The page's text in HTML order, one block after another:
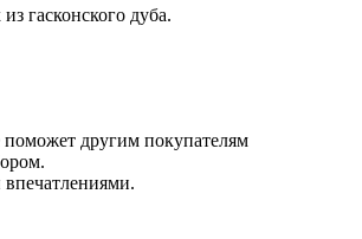
гасконского дуба.
другим покупателям